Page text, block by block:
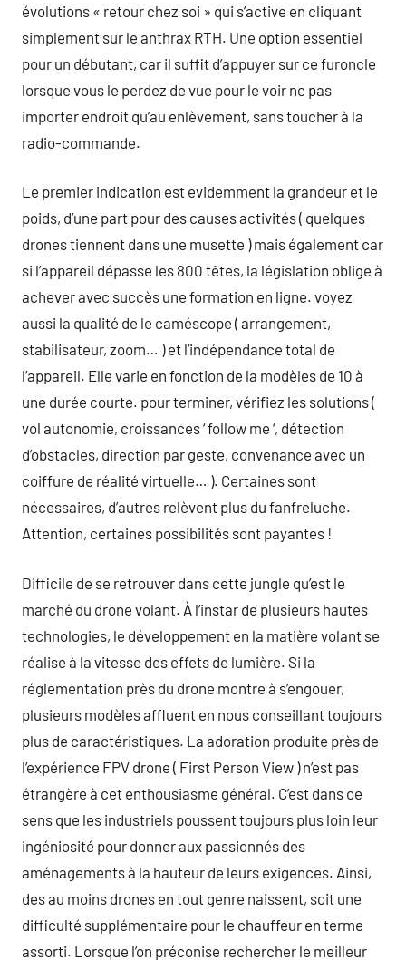
évolutions « retour chez soi » qui s’active en cliquant
simplement sur le anthrax RTH. Une option essentiel
pour un débutant, car il suffit d’appuyer sur ce furoncle
lorsque vous le perdez de vue pour le voir ne pas
importer endroit qu’au enlèvement, sans toucher à la
radio-commande.
Le premier indication est evidemment la grandeur et le
poids, d’une part pour des causes activités ( quelques
drones tiennent dans une musette ) mais également car
si l’appareil dépasse les 800 têtes, la législation oblige à
achever avec succès une formation en ligne. voyez
aussi la qualité de le caméscope ( arrangement,
stabilisateur, zoom… ) et l’indépendance total de
l’appareil. Elle varie en fonction de la modèles de 10 à
une durée courte. pour terminer, vérifiez les solutions (
vol autonomie, croissances ‘ follow me ‘, détection
d’obstacles, direction par geste, convenance avec un
coiffure de réalité virtuelle… ). Certaines sont
nécessaires, d’autres relèvent plus du fanfreluche.
Attention, certaines possibilités sont payantes !
Difficile de se retrouver dans cette jungle qu’est le
marché du drone volant. À l’instar de plusieurs hautes
technologies, le développement en la matière volant se
réalise à la vitesse des effets de lumière. Si la
réglementation près du drone montre à s’engouer,
plusieurs modèles affluent en nous conseillant toujours
plus de caractéristiques. La adoration produite près de
l’expérience FPV drone ( First Person View ) n’est pas
étrangère à cet enthousiasme général. C’est dans ce
sens que les industriels poussent toujours plus loin leur
ingéniosité pour donner aux passionnés des
aménagements à la hauteur de leurs exigences. Ainsi,
des au moins drones en tout genre naissent, soit une
difficulté supplémentaire pour le chauffeur en terme
assorti. Lorsque l’on préconise rechercher le meilleur